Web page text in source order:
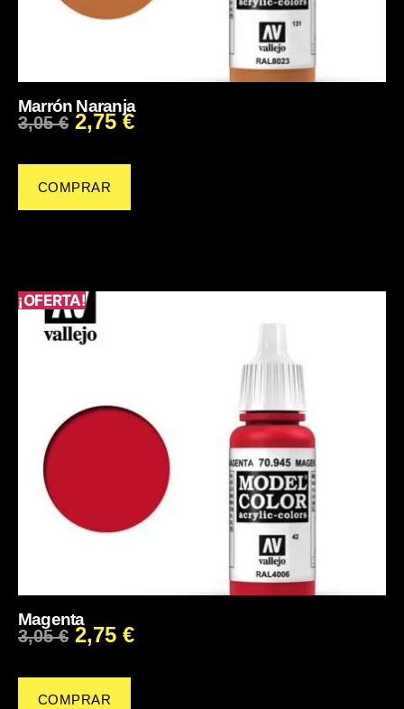
Marrón Naranja
3,05€ 2,75€
COMPRAR
¡OFERTA!
Magenta
3,05€ 2,75 €
COMPRAR